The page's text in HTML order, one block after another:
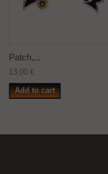
Patch,...
13,00 €
Add to cart